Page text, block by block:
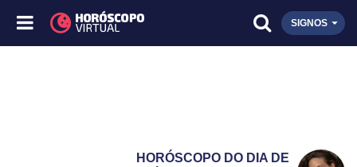
SIGNOS
HORÓSCOPO DO DIA DE